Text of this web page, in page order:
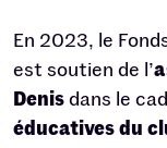
En 2023, le
est soutien de l’
Denisdans le
éducatives du